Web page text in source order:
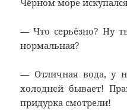
Чёрном море
— Что серьёзно? Ну
нормальная?
— Отличная вода, у
холодней бывает!
придурка смотрели!